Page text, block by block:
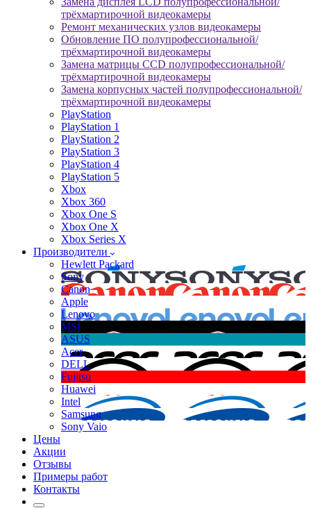
трёхмартирочной видеокамеры
Ремонт механических узлов видеокамеры
Обновление ПО полупрофессиональной/
трёхмартирочной видеокамеры
Замена матрицы CCD полупрофессиональной/
трёхмартирочной видеокамеры
Замена корпусных частей полупрофессиональной/
трёхмартирочной видеокамеры
PlayStation
PlayStation 1
PlayStation 2
PlayStation 3
PlayStation 4
PlayStation 5
Xbox
Xbox 360
Xbox One S
Xbox One X
Xbox Series X
Производители
Hewlett Packard
Sony
Canon
Apple
Lenovo
MSI
ASUS
Acer
DELL
Fujitsu
Huawei
Intel
Samsung
Sony Vaio
Цены
Акции
Отзывы
Примеры работ
Контакты